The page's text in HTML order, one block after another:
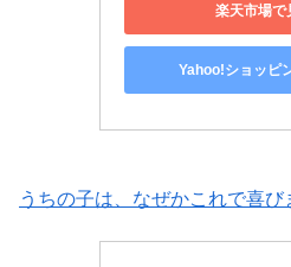
楽天市場で
Yahoo!ショッピ
うちの子は、なぜかこれで喜